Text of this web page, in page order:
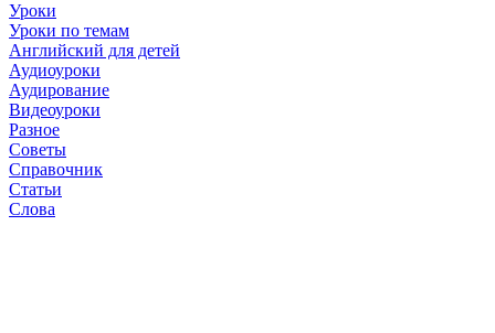
Уроки
Уроки по темам
Английский для детей
Аудиоуроки
Аудирование
Видеоуроки
Разное
Советы
Справочник
Статьи
Слова